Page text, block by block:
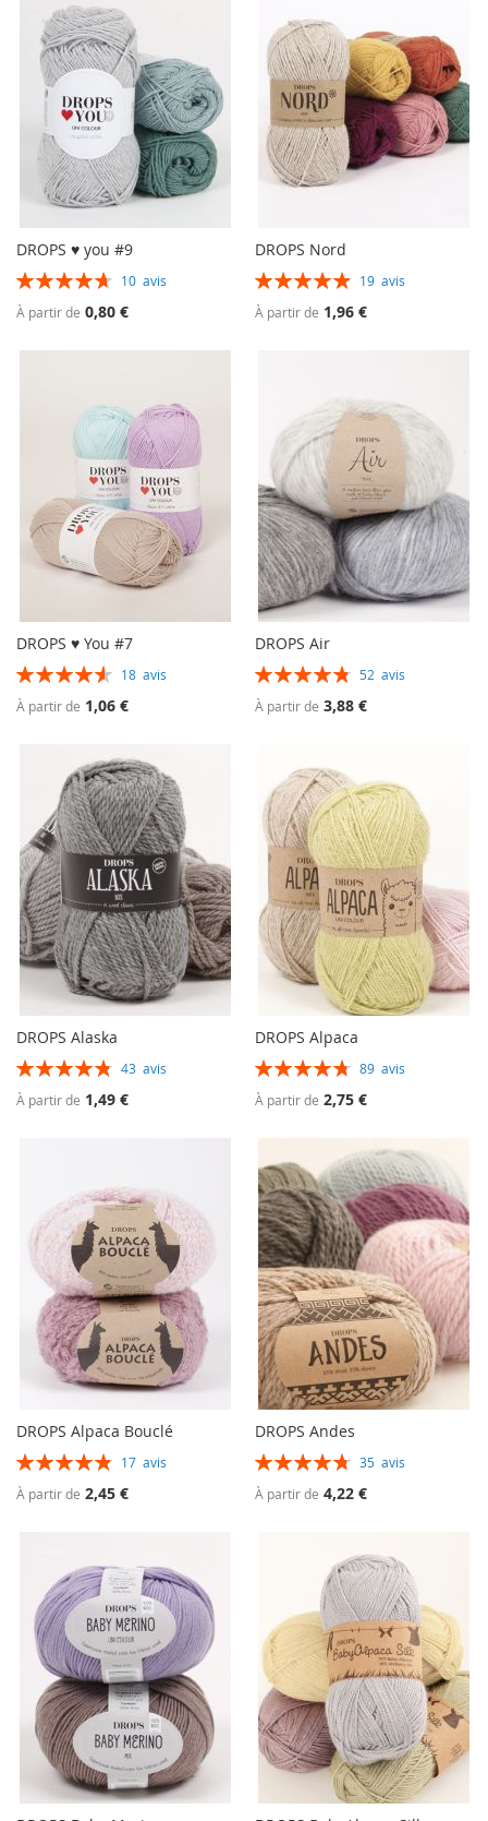
DROPS ♥ you #9
Évaluation:
10 avis
À partir de 0,80 €
DROPS Nord
Évaluation:
19 avis
À partir de 1,96 €
DROPS ♥ You #7
Évaluation:
18 avis
À partir de 1,06 €
DROPS Air
Évaluation:
52 avis
À partir de 3,88 €
DROPS Alaska
Évaluation:
43 avis
À partir de 1,49 €
DROPS Alpaca
Évaluation:
89 avis
À partir de 2,75 €
DROPS Alpaca Bouclé
Évaluation:
17 avis
À partir de 2,45 €
DROPS Andes
Évaluation:
35 avis
À partir de 4,22 €